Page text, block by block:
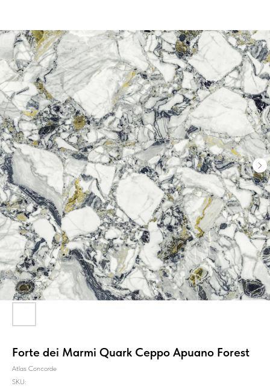
Forte dei Marmi Quark Ceppo Apuano Forest
Atlas Concorde
SKU: